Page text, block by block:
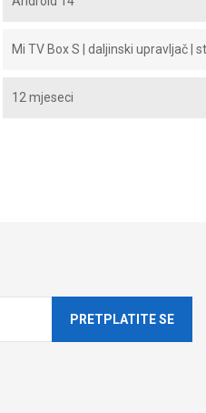
Mi TV Box S | daljinski upravljač |
12 mjeseci
PRETPLATITE SE